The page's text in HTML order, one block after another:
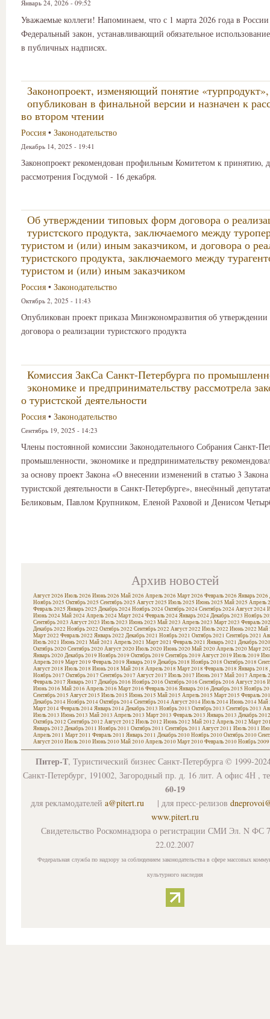
Январь 24, 2026 - 09:52
Уважаемые коллеги! Напоминаем, что с 1 марта 2026 года в России
Федеральный закон, устанавливающий обязательное
в публичных надписях.
Законопроект, изменяющий понятие «турпродукт»,
опубликован в финальной версии и назначен к
во втором чтении
Россия • Законодательство
Декабрь 14, 2025 - 19:41
Законопроект рекомендован профильным Комитетом к принятию,
рассмотрения Госдумой - 16 декабря.
Об утверждении типовых форм договора о
туристского продукта, заключаемого между
туристом и (или) иным заказчиком, и договора о
туристского продукта, заключаемого между
туристом и (или) иным заказчиком
Россия • Законодательство
Октябрь 2, 2025 - 11:43
Опубликован проект приказа Минэкономразвития об
договора о реализации туристского продукта
Комиссия ЗакСа Санкт-Петербурга по
экономике и предпринимательству рассмотрела
о туристской деятельности
Россия • Законодательство
Сентябрь 19, 2025 - 14:23
Члены постоянной комиссии Законодательного Собрания Санкт-
промышленности, экономике и предпринимательству
за основу проект Закона «О внесении изменений в статью 3
туристской деятельности в Санкт-Петербурге», внесённый
Беликовым, Павлом Крупником, Еленой Раховой и Денисом
Архив новостей
Август 2026 Июль 2026 Июнь 2026 Май 2026 Апрель 2026 Март 2026 Февраль 2026 Январь 2026
Ноябрь 2025 Октябрь 2025 Сентябрь 2025 Август 2025 Июль 2025 Июнь 2025 Май 2025 Апрель
Февраль 2025 Январь 2025 Декабрь 2024Ноябрь 2024Октябрь 2024Сентябрь 2024Август 2024
Июнь 2024Май 2024Апрель 2024Март 2024Февраль 2024Январь 2024Декабрь 2023 Ноябрь
Сентябрь 2023 Август 2023 Июль 2023 Июнь 2023 Май 2023 Апрель 2023 Март 2023 Февраль
Декабрь 2022 Ноябрь 2022 Октябрь 2022 Сентябрь 2022 Август 2022 Июль 2022 Июнь 2022 Май
Март 2022 Февраль 2022 Январь 2022 Декабрь 2021 Ноябрь 2021 Октябрь 2021 Сентябрь 2021
Июль 2021 Июнь 2021 Май 2021 Апрель 2021 Март 2021 Февраль 2021 Январь 2021 Декабрь 2020
Октябрь 2020Сентябрь 2020Август 2020Июль 2020Июнь 2020Май 2020Апрель 2020Март
Январь 2020Декабрь 2019 Ноябрь 2019 Октябрь 2019 Сентябрь 2019 Август 2019 Июль 2019
Апрель 2019 Март 2019 Февраль 2019 Январь 2019 Декабрь 2018 Ноябрь 2018 Октябрь 2018
Август 2018 Июль 2018 Июнь 2018 Май 2018 Апрель 2018 Март 2018 Февраль 2018 Январь 2018
Ноябрь 2017 Октябрь 2017 Сентябрь 2017 Август 2017 Июль 2017 Июнь 2017 Май 2017 Апрель
Февраль 2017 Январь 2017 Декабрь 2016 Ноябрь 2016 Октябрь 2016 Сентябрь 2016 Август 2016
Июнь 2016 Май 2016 Апрель 2016 Март 2016 Февраль 2016 Январь 2016 Декабрь 2015 Ноябрь
Сентябрь 2015 Август 2015 Июль 2015 Июнь 2015 Май 2015 Апрель 2015 Март 2015 Февраль
Декабрь 2014Ноябрь 2014Октябрь 2014Сентябрь 2014Август 2014Июль 2014Июнь 2014Май
Март 2014Февраль 2014Январь 2014Декабрь 2013 Ноябрь 2013 Октябрь 2013 Сентябрь 2013
Июль 2013 Июнь 2013 Май 2013 Апрель 2013 Март 2013 Февраль 2013 Январь 2013 Декабрь 2012
Октябрь 2012 Сентябрь 2012 Август 2012 Июль 2012 Июнь 2012 Май 2012 Апрель 2012 Март
Январь 2012 Декабрь 2011 Ноябрь 2011 Октябрь 2011 Сентябрь 2011 Август 2011 Июль 2011
Апрель 2011 Март 2011 Февраль 2011 Январь 2011 Декабрь 2010Ноябрь 2010Октябрь 2010
Август 2010Июль 2010Июнь 2010Май 2010Апрель 2010Март 2010Февраль 2010Ноябрь 2009
Питер-Т, Туристический бизнес Санкт-Петербурга © 1999-
Санкт-Петербург, 191002, Загородный пр. д. 16 лит. А офис 4Н ,
60-19
для рекламодателей a@pitert.ru | для пресс-релизов
www.pitert.ru
Свидетельство Роскомнадзора о регистрации СМИ Эл. N ФС
22.02.2007
Федеральная служба по надзору за соблюдением законодательства в сфере массовых
культурного наследия